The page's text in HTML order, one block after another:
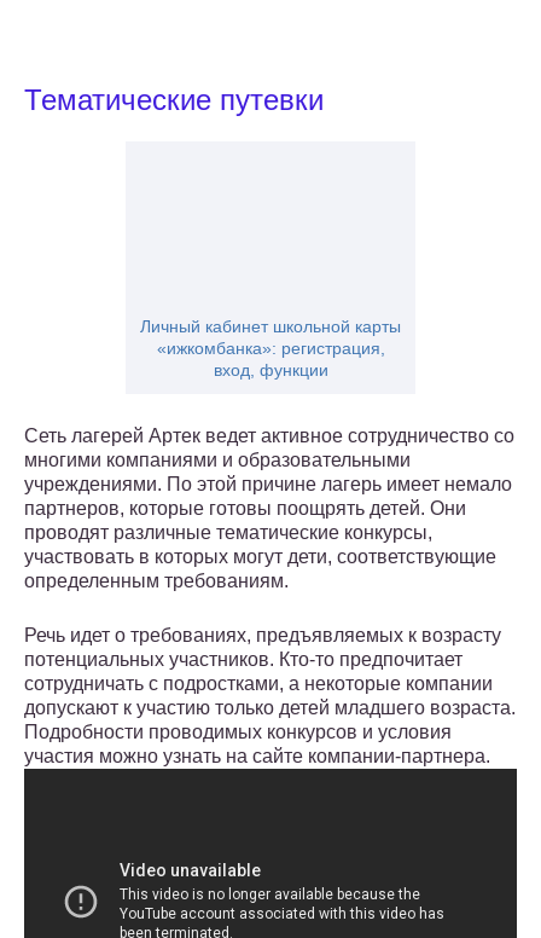
Тематические путевки
Личный кабинет школьной карты
«ижкомбанка»: регистрация,
вход, функции
Сеть лагерей Артек ведет активное сотрудничество со
многими компаниями и образовательными
учреждениями. По этой причине лагерь имеет немало
партнеров, которые готовы поощрять детей. Они
проводят различные тематические конкурсы,
участвовать в которых могут дети, соответствующие
определенным требованиям.
Речь идет о требованиях, предъявляемых к возрасту
потенциальных участников. Кто-то предпочитает
сотрудничать с подростками, а некоторые компании
допускают к участию только детей младшего возраста.
Подробности проводимых конкурсов и условия
участия можно узнать на сайте компании-партнера.